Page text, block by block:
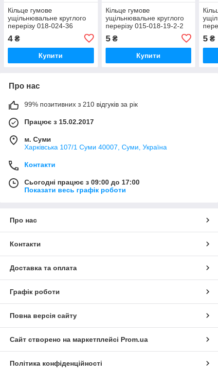
Кільце гумове
ущільнювальне круглого
перерізу 018-024-36
4 ₴
Купити
Кільце гумове
ущільнювальне круглого
перерізу 015-018-19-2-2
5₴
Купити
5 ₴
Про нас
99% позитивних з 210 відгуків за рік
Працює з 15.02.2017
м. Суми
Харківська 107/1 Суми 40007, Суми, Україна
Контакти
Сьогодні працює з 09:00 до 17:00
Показати весь графік роботи
Про нас
Контакти
Доставка та оплата
Графік роботи
Повна версія сайту
Сайт створено на маркетплейсі Prom.ua
Політика конфіденційності